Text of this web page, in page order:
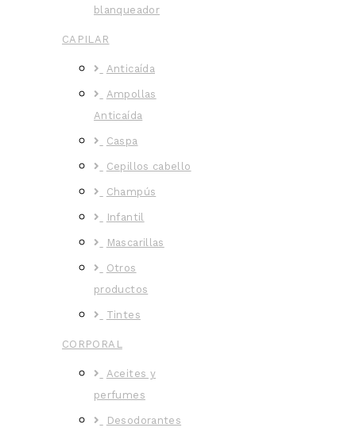
blanqueador
CAPILAR
Anticaída
Ampollas
Anticaída
Caspa
Cepillos cabello
Champús
Infantil
Mascarillas
Otros
productos
Tintes
CORPORAL
Aceites y
perfumes
Desodorantes